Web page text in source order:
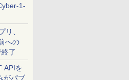
1-
リ、
への
了
APIを
がパブ